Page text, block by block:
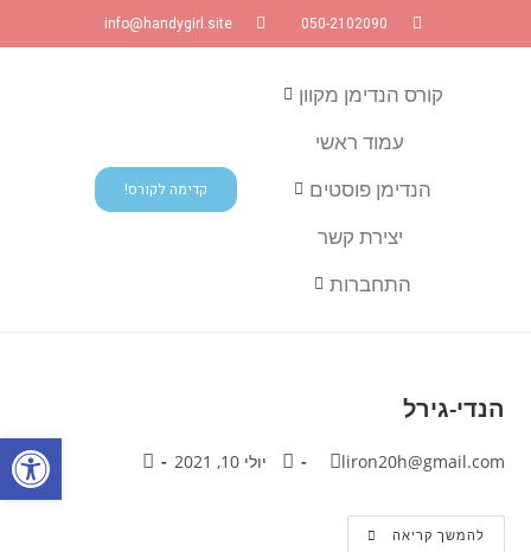
050-2102090
info@handygirl.site
קורס הנדימן מקוון
עמוד ראשי
הנדימן פוסטים
יצירת קשר
התחברות
קדימה לקורס!
הנדי-גירל
liron20h@gmail.com יולי 10, 2021
להמשך קריאה